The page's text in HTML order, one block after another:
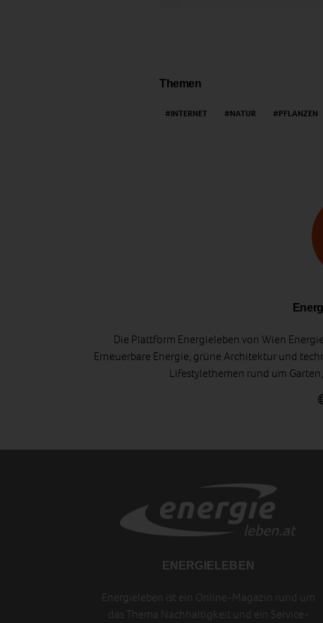
Themen
INTERNET NATUR PFLANZEN
Die Plattform Energieleben von Wien
Erneuerbare Energie, grüne Architektur und
Lifestylethemen rund um
ENERGIELEBEN
Energieleben ist ein Online-Magazin rund um
das Thema Nachhaltigkeit und ein Service-